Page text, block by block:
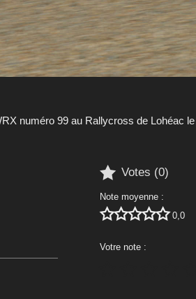
numéro 99 au Rallycross de Lohéac
 Votes (0)
Note moyenne :
 0,0
Votre note :